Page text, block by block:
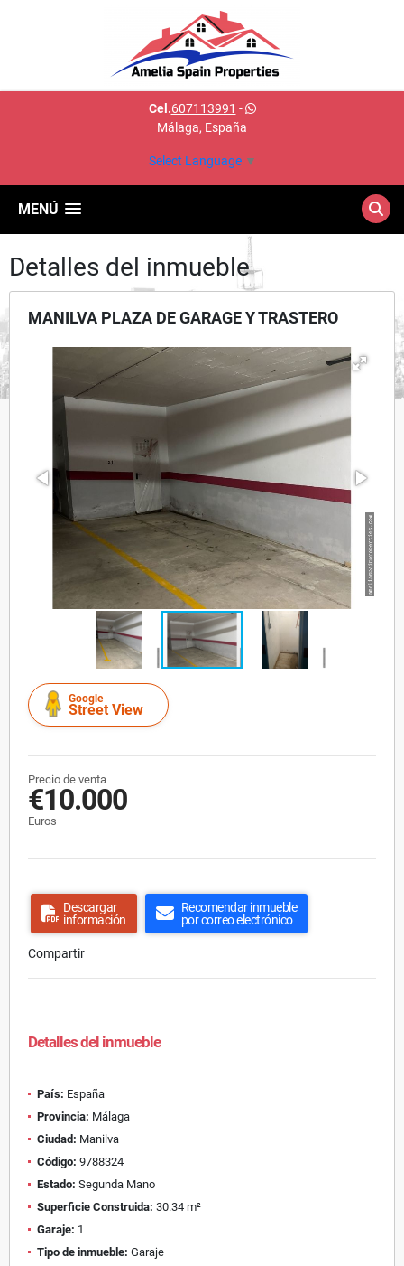
Cel.607113991 -
Málaga, España
Select Language ▼
MENÚ
Detalles del inmueble
MANILVA PLAZA DE GARAGE Y TRASTERO
Google
Street View
Precio de venta
€10.000
Euros
Descargar
información
Recomendar inmueble
por correo electrónico
Compartir
Detalles del inmueble
País: España
Provincia: Málaga
Ciudad: Manilva
Código: 9788324
Estado: Segunda Mano
Superficie Construida: 30.34 m²
Garaje: 1
Tipo de inmueble: Garaje